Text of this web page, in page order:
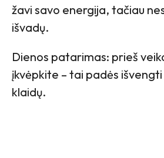
žavi savo energija, tačiau
išvadų.
Dienos patarimas: prieš
įkvėpkite – tai padės
klaidų.